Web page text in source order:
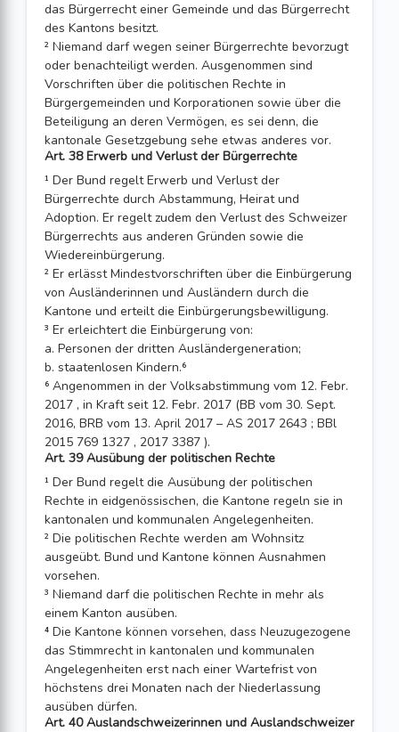
das Bürgerrecht einer Gemeinde und das Bürgerrecht
des Kantons besitzt.
² Niemand darf wegen seiner Bürgerrechte bevorzugt
oder benachteiligt werden. Ausgenommen sind
Vorschriften über die politischen Rechte in
Bürgergemeinden und Korporationen sowie über die
Beteiligung an deren Vermögen, es sei denn, die
kantonale Gesetzgebung sehe etwas anderes vor.
Art. 38 Erwerb und Verlust der Bürgerrechte
¹ Der Bund regelt Erwerb und Verlust der
Bürgerrechte durch Abstammung, Heirat und
Adoption. Er regelt zudem den Verlust des Schweizer
Bürgerrechts aus anderen Gründen sowie die
Wiedereinbürgerung.
² Er erlässt Mindestvorschriften über die Einbürgerung
von Ausländerinnen und Ausländern durch die
Kantone und erteilt die Einbürgerungsbewilligung.
³ Er erleichtert die Einbürgerung von:
a. Personen der dritten Ausländergeneration;
b. staatenlosen Kindern.⁶
⁶ Angenommen in der Volksabstimmung vom 12. Febr.
2017 , in Kraft seit 12. Febr. 2017 (BB vom 30. Sept.
2016, BRB vom 13. April 2017 – AS 2017 2643 ; BBl
2015 769 1327 , 2017 3387 ).
Art. 39 Ausübung der politischen Rechte
¹ Der Bund regelt die Ausübung der politischen
Rechte in eidgenössischen, die Kantone regeln sie in
kantonalen und kommunalen Angelegenheiten.
² Die politischen Rechte werden am Wohnsitz
ausgeübt. Bund und Kantone können Ausnahmen
vorsehen.
³ Niemand darf die politischen Rechte in mehr als
einem Kanton ausüben.
⁴ Die Kantone können vorsehen, dass Neuzugezogene
das Stimmrecht in kantonalen und kommunalen
Angelegenheiten erst nach einer Wartefrist von
höchstens drei Monaten nach der Niederlassung
ausüben dürfen.
Art. 40 Auslandschweizerinnen und Auslandschweizer